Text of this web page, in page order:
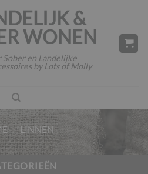
&
WONEN
Sober en Landelijke
by Lots of Molly
/ LINNEN